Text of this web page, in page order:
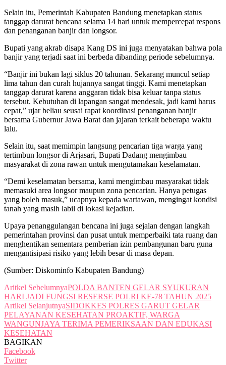
Selain itu, Pemerintah Kabupaten Bandung menetapkan status
tanggap darurat bencana selama 14 hari untuk mempercepat respons
dan penanganan banjir dan longsor.
Bupati yang akrab disapa Kang DS ini juga menyatakan bahwa pola
banjir yang terjadi saat ini berbeda dibanding periode sebelumnya.
“Banjir ini bukan lagi siklus 20 tahunan. Sekarang muncul setiap
lima tahun dan curah hujannya sangat tinggi. Kami menetapkan
tanggap darurat karena anggaran tidak bisa keluar tanpa status
tersebut. Kebutuhan di lapangan sangat mendesak, jadi kami harus
cepat,” ujar beliau seusai rapat koordinasi penanganan banjir
bersama Gubernur Jawa Barat dan jajaran terkait beberapa waktu
lalu.
Selain itu, saat memimpin langsung pencarian tiga warga yang
tertimbun longsor di Arjasari, Bupati Dadang mengimbau
masyarakat di zona rawan untuk mengutamakan keselamatan.
“Demi keselamatan bersama, kami mengimbau masyarakat tidak
memasuki area longsor maupun zona pencarian. Hanya petugas
yang boleh masuk,” ucapnya kepada wartawan, mengingat kondisi
tanah yang masih labil di lokasi kejadian.
Upaya penanggulangan bencana ini juga sejalan dengan langkah
pemerintahan provinsi dan pusat untuk memperbaiki tata ruang dan
menghentikan sementara pemberian izin pembangunan baru guna
mengantisipasi risiko yang lebih besar di masa depan.
(Sumber: Diskominfo Kabupaten Bandung)
Aritkel SebelumnyaPOLDA BANTEN GELAR SYUKURAN
HARI JADI FUNGSI RESERSE POLRI KE-78 TAHUN 2025
Artikel SelanjutnyaSIDOKKES POLRES GARUT GELAR
PELAYANAN KESEHATAN PROAKTIF, WARGA
WANGUNJAYA TERIMA PEMERIKSAAN DAN EDUKASI
KESEHATAN
BAGIKAN
Facebook
Twitter